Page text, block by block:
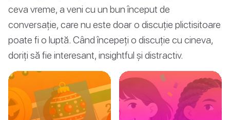
ceva vreme, a veni cu un bun început de
conversație, care nu este doar o discuție plictisitoare
poate fi o luptă. Când începeți o discuție cu cineva,
doriți să fie interesant, insightful și distractiv.